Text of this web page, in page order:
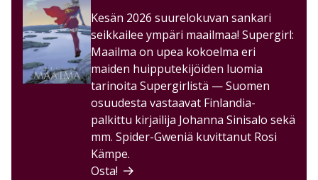
Kesän 2026 suurelokuvan sankari
seikkailee ympäri maailmaa! Supergirl:
Maailma on upea kokoelma eri
maiden huipputekijöiden luomia
tarinoita Supergirlistä — Suomen
osuudesta vastaavat Finlandia-
palkittu kirjailija Johanna Sinisalo sekä
mm. Spider-Gweniä kuvittanut Rosi
Kämpe.
Osta!